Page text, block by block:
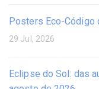
Posters Eco-Código
29 Jul, 2026
Eclipse do Sol: das